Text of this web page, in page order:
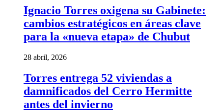
Ignacio Torres oxigena su Gabinete:
cambios estratégicos en áreas clave
para la «nueva etapa» de Chubut
28 abril, 2026
Torres entrega 52 viviendas a
damnificados del Cerro Hermitte
antes del invierno